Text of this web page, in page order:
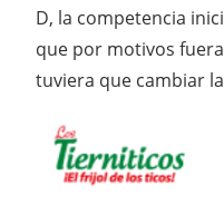
D, la competencia
que por motivos
tuviera que cambiar